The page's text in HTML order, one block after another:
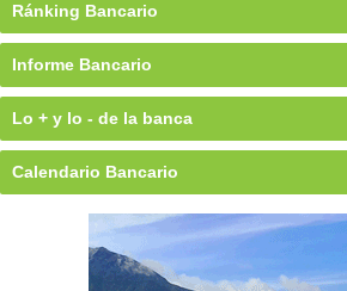
Ránking Bancario
Informe Bancario
Lo + y lo - de la banca
Calendario Bancario